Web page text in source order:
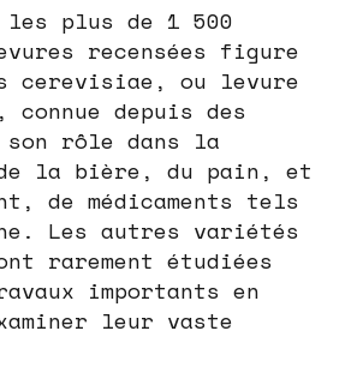
les plus de 1 500
recensées figure
cerevisiae, ou levure
connue depuis des
rôle dans la
la bière, du pain, et
de médicaments tels
Les autres variétés
rarement étudiées
importants en
leur vaste